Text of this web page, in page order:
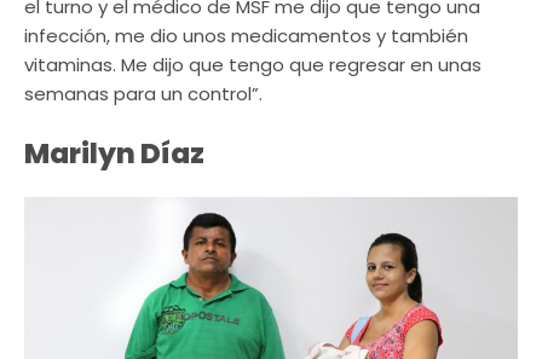
el turno y el médico de MSF me dijo que tengo una
infección, me dio unos medicamentos y también
vitaminas. Me dijo que tengo que regresar en unas
semanas para un control”.
Marilyn Díaz​